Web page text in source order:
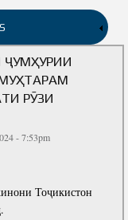
of Tajikistan for
Republic of Tajikistan
Economics and
РӮЗИ
- 7:53pm
Тоҷикистон